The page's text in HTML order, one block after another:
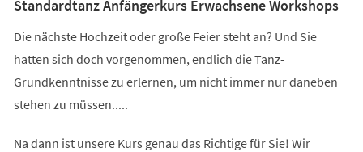
Standardtanz Anfängerkurs Erwachsene Workshops
Die nächste Hochzeit oder große Feier steht an? Und Sie
hatten sich doch vorgenommen, endlich die Tanz-
Grundkenntnisse zu erlernen, um nicht immer nur daneben
stehen zu müssen.....
Na dann ist unsere Kurs genau das Richtige für Sie! Wir